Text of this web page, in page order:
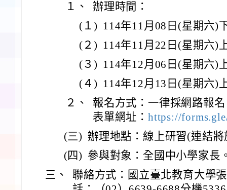
１、
辦理時間：
(１) 114年11月08日(星期六)
(２) 114年11月22日(星期六)
(３) 114年12月06日(星期六)
(４) 114年12月13日(星期六)
２、
報名方式：一律採網路報
表單網址： https://
(三) 辦理地點：線上研習(連結
(四) 參與對象：全國中小學家長
三、
聯絡方式：國立臺北教育大學